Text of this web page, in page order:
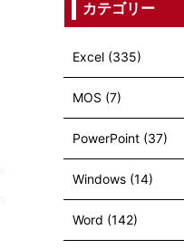
カテゴリー
Excel (335)
MOS (7)
PowerPoint (37)
Windows (14)
Word (142)